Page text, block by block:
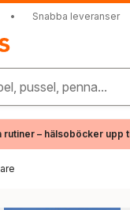
• Snabba leveranser
pussel, penna...
rutiner – hälsoböcker upp